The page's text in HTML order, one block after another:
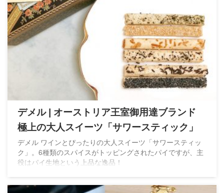
デメル | オーストリア王室御用達ブランド
極上の大人スイーツ「サワースティック」
デメル ワインとぴったりの大人スイーツ「サワースティッ
ク」。6種類のスパイスがトッピングされたパイですが、主
役はパイ生地という上品な逸品！